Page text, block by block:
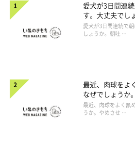
愛犬が3日間連
す。大丈夫でし
愛犬が3日間連続で
しょうか。朝吐 …
最近、肉球をよ
なぜでしょうか
のでしょうか。
最近、肉球をよく舐
うか。やめさせ …